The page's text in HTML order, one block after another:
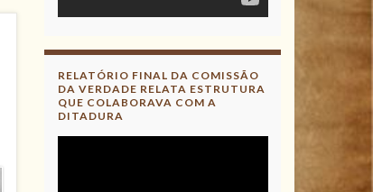
RELATÓRIO FINAL DA COMISSÃO
DA VERDADE RELATA ESTRUTURA
QUE COLABORAVA COM A
DITADURA